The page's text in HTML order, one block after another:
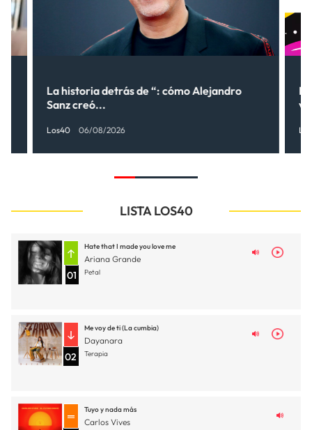
La historia detrás de “: cómo Alejandro
Sanz creó...
Los40 06/08/2026
LISTA LOS40
01
Hate that I made you love me
Ariana Grande
Petal
02
Me voy de ti (La cumbia)
Dayanara
Terapia
Tuyo y nada más
Carlos Vives